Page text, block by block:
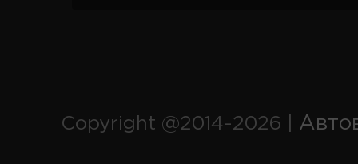
Copyright @2014-2026 |